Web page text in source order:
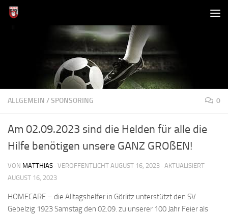
Zum Inhalt springen
ALLGEMEIN /SPONSORING 0
Am 02.09.2023 sind die Helden für alle die
Hilfe benötigen unsere GANZ GROßEN!
VON MATTHIAS · VERÖFFENTLICHT AUGUST 16, 2023 · AKTUALISIERT
AUGUST 16, 2023
HOMECARE – die Alltagshelfer in Görlitz unterstützt den SV
Gebelzig 1923 Samstag den 02.09. zu unserer 100 Jahr Feier als